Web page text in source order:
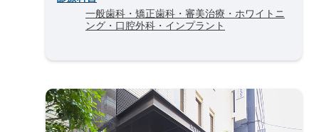
一般歯科・矯正歯科・審美治療・ホワイトニ
ング・口腔外科・インプラント